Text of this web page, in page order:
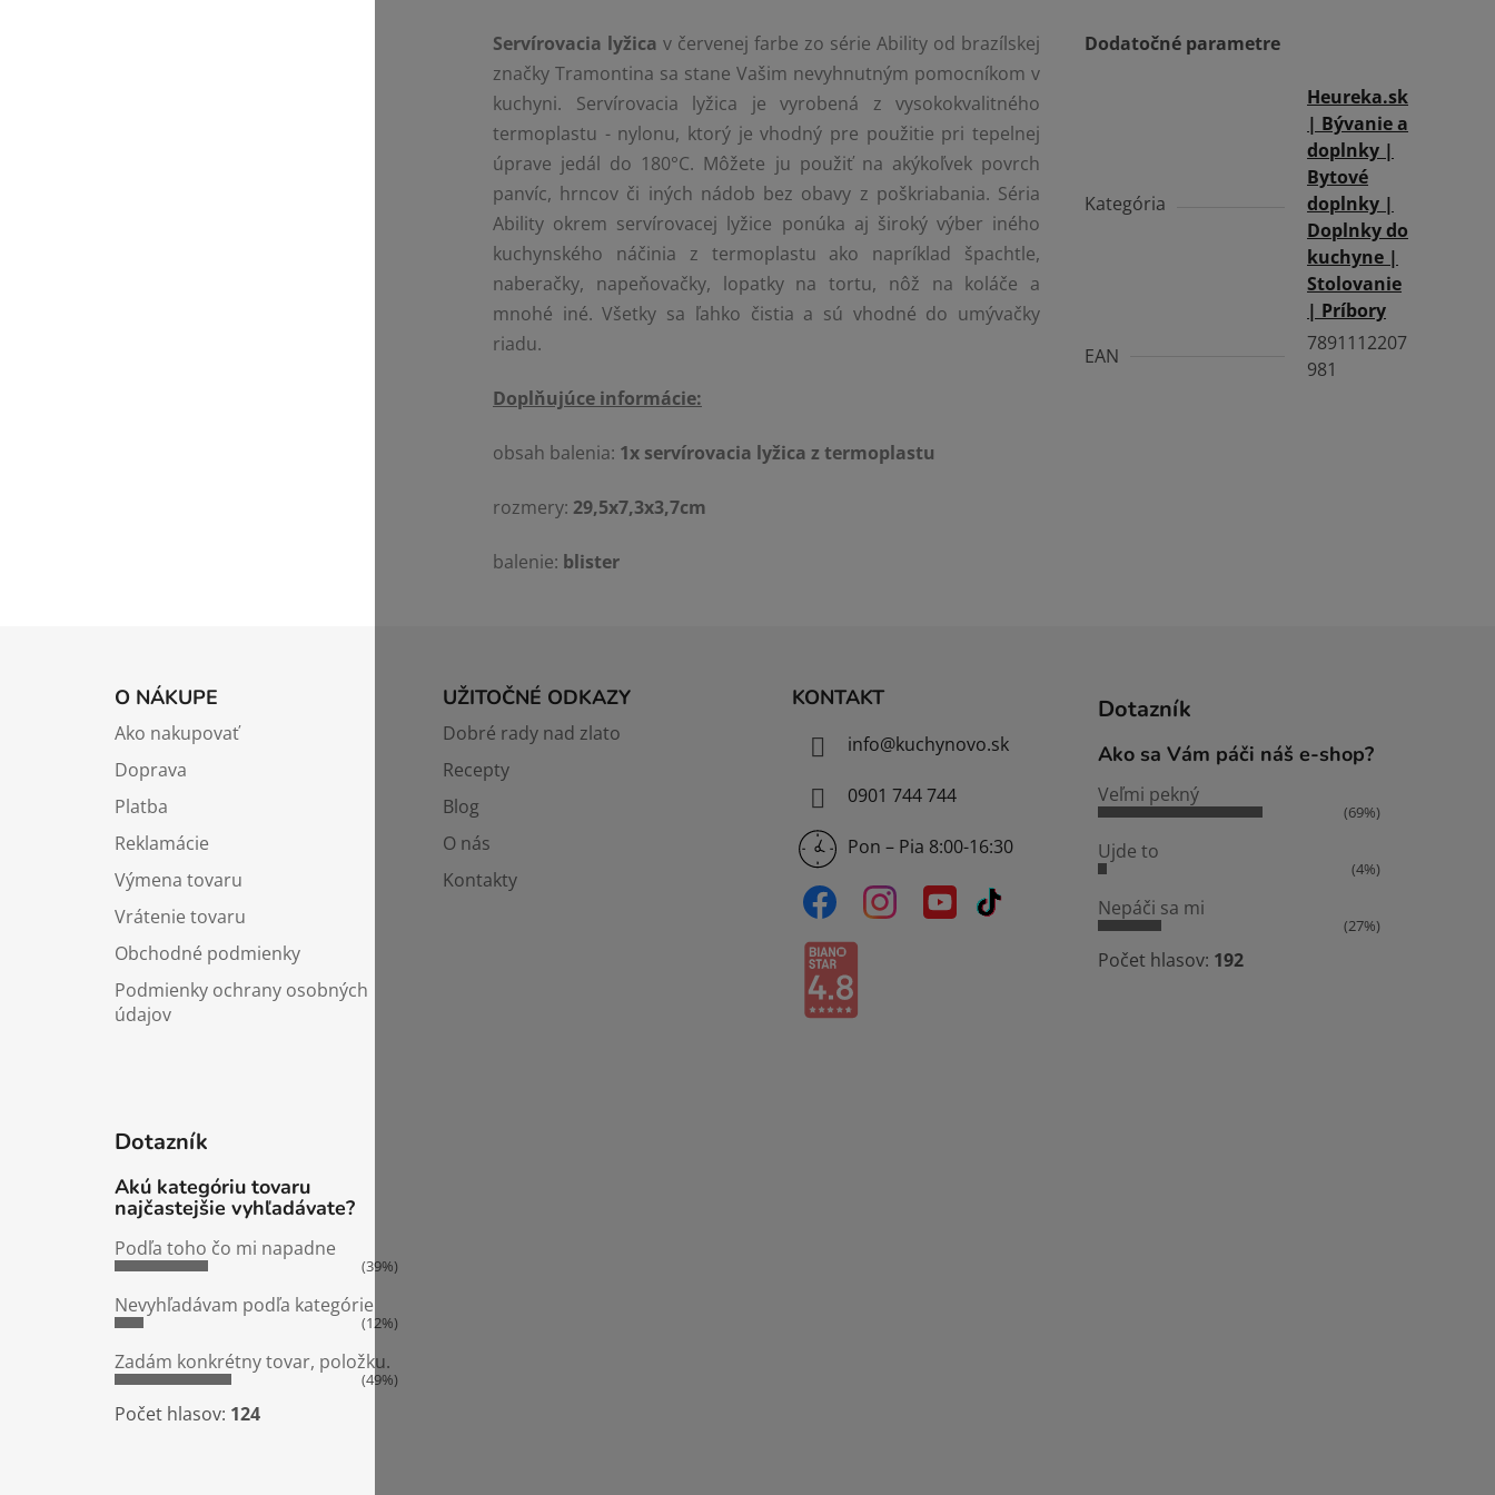
Servírovacia lyžica v červenej farbe zo série Ability od brazílskej
značky Tramontina sa stane Vašim nevyhnutným pomocníkom v
kuchyni. Servírovacia lyžica je vyrobená z vysokokvalitného
termoplastu - nylonu, ktorý je vhodný pre použitie pri tepelnej
úprave jedál do 180°C. Môžete ju použiť na akýkoľvek povrch
panvíc, hrncov či iných nádob bez obavy z poškriabania. Séria
Ability okrem servírovacej lyžice ponúka aj široký výber iného
kuchynského náčinia z termoplastu ako napríklad špachtle,
naberačky, napeňovačky, lopatky na tortu, nôž na koláče a
mnohé iné. Všetky sa ľahko čistia a sú vhodné do umývačky
riadu.
Doplňujúce informácie:
obsah balenia: 1x servírovacia lyžica z termoplastu
rozmery: 29,5x7,3x3,7cm
balenie: blister
Dodatočné parametre
Kategória
Heureka.sk
| Bývanie a
doplnky |
Bytové
doplnky |
Doplnky do
kuchyne |
Stolovanie
| Príbory
EAN
7891112207
981
O NÁKUPE
Ako nakupovať
Doprava
Platba
Reklamácie
Výmena tovaru
Vrátenie tovaru
Obchodné podmienky
Podmienky ochrany osobných
údajov
UŽITOČNÉ ODKAZY
Dobré rady nad zlato
Recepty
Blog
O nás
Kontakty
KONTAKT
info@kuchynovo.sk
0901 744 744
Pon – Pia 8:00-16:30
Dotazník
Ako sa Vám páči náš e-shop?
Veľmi pekný
(69%)
Ujde to
(4%)
Nepáči sa mi
(27%)
Počet hlasov: 192
Dotazník
Akú kategóriu tovaru
najčastejšie vyhľadávate?
Podľa toho čo mi napadne
(39%)
Nevyhľadávam podľa kategórie
(12%)
Zadám konkrétny tovar, položku.
(49%)
Počet hlasov: 124